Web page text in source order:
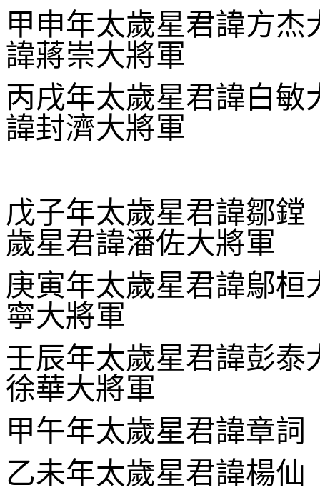
甲申年太歲星君諱方杰
諱蔣崇大將軍
丙戌年太歲星君諱白敏
諱封濟大將軍
戊子年太歲星君諱鄒鏜
歲星君諱潘佐大
庚寅年太歲星君諱鄔桓
寧大將軍
壬辰年太歲星君諱彭
徐華大將軍
甲午年太歲星君諱章詞
乙未年太歲星君諱